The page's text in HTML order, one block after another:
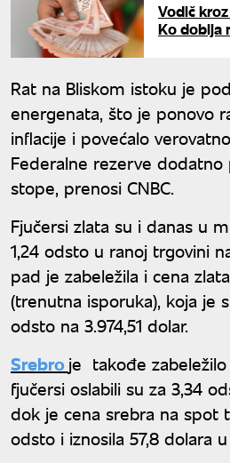
Vodič
Ko dobija
Rat na Bliskom istoku je
energenata, što je ponovo
inflacije i povećalo
Federalne rezerve
stope, prenosi CNBC.
Fjučersi zlata su i danas u
1,24 odsto u ranoj trgovini
pad je zabeležila i cena
(trenutna isporuka), koja je
odsto na 3.974,51 dolar.
Srebroje takođe
fjučersi oslabili su za 3,34
dok je cena srebra na spot
odsto i iznosila 57,8 dolara